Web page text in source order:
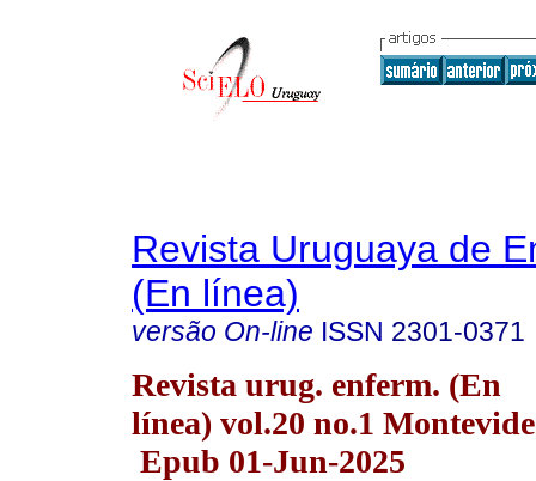
Revista Uruguaya de
(En línea)
versão On-line ISSN 2301-0371
Revista urug. enferm. (En
línea) vol.20 no.1
Epub 01-Jun-2025